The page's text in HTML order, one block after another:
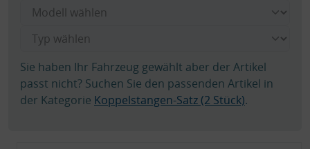
Sie haben Ihr Fahrzeug gewählt aber der Artikel
passt nicht? Suchen Sie den passenden Artikel in
der Kategorie Koppelstangen-Satz (2 Stück).